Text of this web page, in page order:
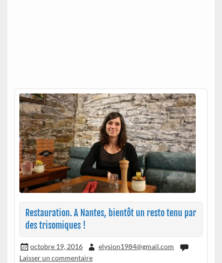
Restauration. A Nantes, bientôt un resto tenu par
des trisomiques !
octobre 19, 2016
elysion1984@gmail.com
Laisser un commentaire